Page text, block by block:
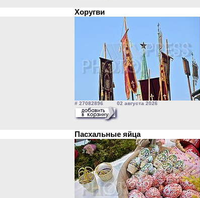
Хоругви
# 27082896 02 августа 2026
Пасхальные яйца